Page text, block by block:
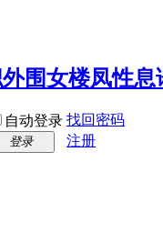
自动登录 找回密码
登录
注册